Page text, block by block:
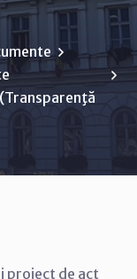
proiect de act